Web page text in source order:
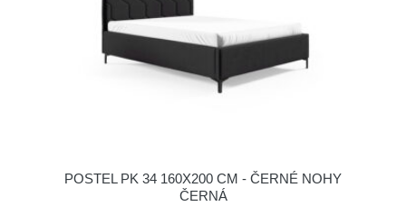
POSTEL PK 34 160X200 CM - ČERNÉ NOHY
ČERNÁ